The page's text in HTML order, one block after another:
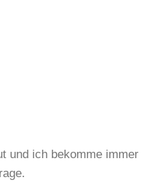
und ich bekomme immer